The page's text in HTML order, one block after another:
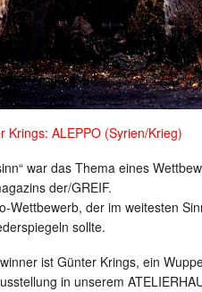
Krings: ALEPPO (Syrien/Krieg)
war das Thema eines
der/GREIF.
Wettbewerb, der im weitesten
sollte.
ist Günter Krings, ein
in unserem